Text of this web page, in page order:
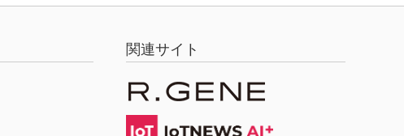
関連サイト